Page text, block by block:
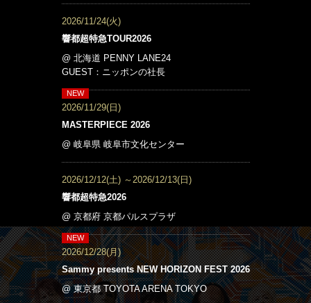
2026/11/24(火)
響都超特急TOUR2026
@ 北海道 PENNY LANE24
GUEST：ニッポンの社長
2026/11/29(日)
MASTERPIECE 2026
@ 岐阜県 岐⾩市⽂化センター
2026/12/12(土) ～2026/12/13(日)
響都超特急2026
@ 京都府 京都パルスプラザ
2026/12/28(月)
Sammy presents NEW HORIZON FEST 2026
@ 東京都 TOYOTA ARENA TOKYO